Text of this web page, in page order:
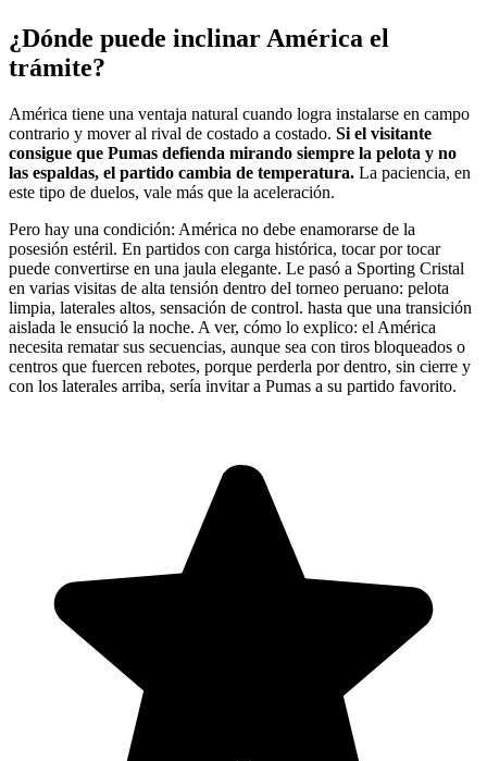
¿Dónde puede inclinar América el
trámite?
América tiene una ventaja natural cuando logra instalarse en campo
contrario y mover al rival de costado a costado. Si el visitante
consigue que Pumas defienda mirando siempre la pelota y no
las espaldas, el partido cambia de temperatura. La paciencia, en
este tipo de duelos, vale más que la aceleración.
Pero hay una condición: América no debe enamorarse de la
posesión estéril. En partidos con carga histórica, tocar por tocar
puede convertirse en una jaula elegante. Le pasó a Sporting Cristal
en varias visitas de alta tensión dentro del torneo peruano: pelota
limpia, laterales altos, sensación de control. hasta que una transición
aislada le ensució la noche. A ver, cómo lo explico: el América
necesita rematar sus secuencias, aunque sea con tiros bloqueados o
centros que fuercen rebotes, porque perderla por dentro, sin cierre y
con los laterales arriba, sería invitar a Pumas a su partido favorito.